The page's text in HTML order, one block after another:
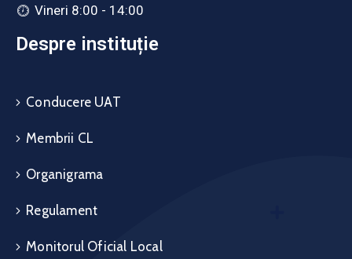
Vineri 8:00 - 14:00
Despre instituție
Conducere UAT
Membrii CL
Organigrama
Regulament
Monitorul Oficial Local